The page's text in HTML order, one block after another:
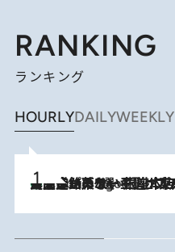
RANKING
ランキング
HOURLYDAILYWEEKLY
4 Hours Ago
【間違いのない王道・東京土産】資生堂パーラー 銀座本店でのみ出会える銘菓5選《極上プディング・濃厚チーズケーキ・ボンボンショコラほか》